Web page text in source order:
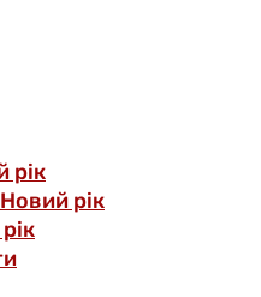
рік
рік